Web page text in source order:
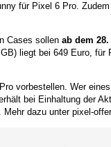
für Pixel 6 Pro.
Cases sollen ab dem
liegt bei 649 Euro,
vorbestellen. Wer
bei Einhaltung der
dazu unter pixel-